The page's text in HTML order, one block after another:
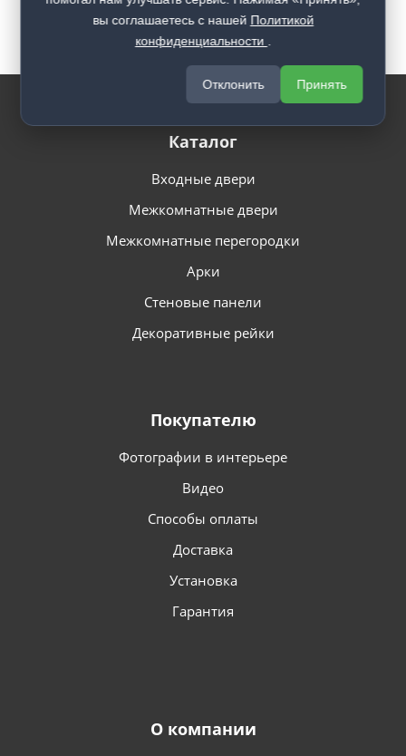
Каталог
Входные двери
Межкомнатные двери
Межкомнатные перегородки
Арки
Стеновые панели
Декоративные рейки
Покупателю
Фотографии в интерьере
Видео
Способы оплаты
Доставка
Установка
Гарантия
О компании
вы соглашаетесь с нашей Политикой
конфиденциальности
Отклонить Принять